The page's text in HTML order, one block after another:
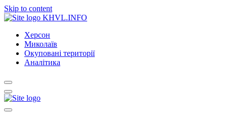
Skip to content
KHVL.INFO
Херсон
Миколаїв
Окуповані території
Аналітика